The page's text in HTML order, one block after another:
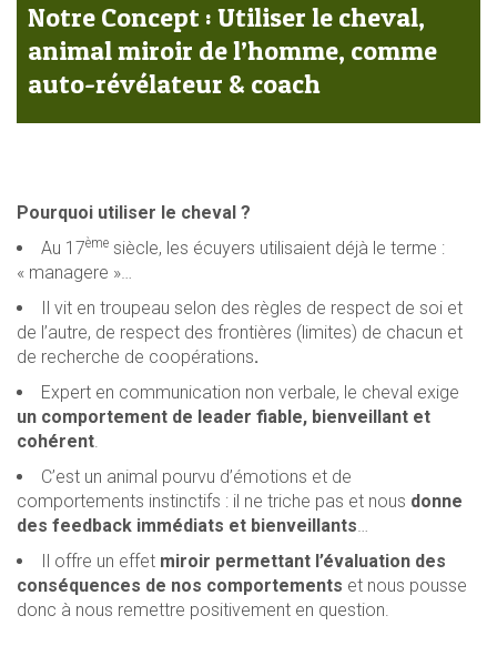
Notre Concept : Utiliser le cheval,
animal miroir de l’homme, comme
auto-révélateur & coach
Pourquoi utiliser le cheval ?
Au 17ème siècle, les écuyers utilisaient déjà le terme :
« managere »…
Il vit en troupeau selon des règles de respect de soi et
de l’autre, de respect des frontières (limites) de chacun et
de recherche de coopérations.
Expert en communication non verbale, le cheval exige
un comportement de leader fiable, bienveillant et
cohérent.
C’est un animal pourvu d’émotions et de
comportements instinctifs : il ne triche pas et nous donne
des feedback immédiats et bienveillants…
Il offre un effet miroir permettant l’évaluation des
conséquences de nos comportements et nous pousse
donc à nous remettre positivement en question.